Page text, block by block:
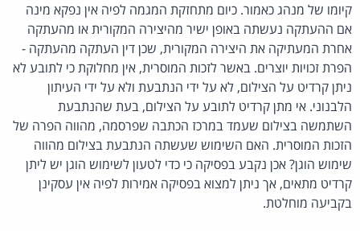
קיומו של מנהג כאמור. כיום מתחזקת המגמה לפיה אין נפקא מינה
אם ההעתקה נעשתה באופן ישיר מהיצירה המקורית או מהעתקה
אחרת המעתיקה את היצירה המקורית, שכן דין העתקה מהעתקה -
הפרת זכויות יוצרים. באשר לזכות המוסרית, אין מחלוקת כי לתובע לא
ניתן קרדיט על הצילום, לא על ידי הנתבעת ולא על ידי העיתון
הלבנוני. אי מתן קרדיט לתובע על הצילום, בעת שהנתבעת
השתמשה בצילום שעמד במרכז הכתבה שפרסמה, מהווה הפרה של
הזכות המוסרית. האם השימוש שעשתה הנתבעת בצילום מהווה
שימוש הוגן? אכן נקבע בפסיקה כי כדי לטעון לשימוש הוגן יש ליתן
קרדיט מתאים, אך ניתן למצוא בפסיקה אמירות לפיה אין עסקינן
בקביעה מוחלטת.